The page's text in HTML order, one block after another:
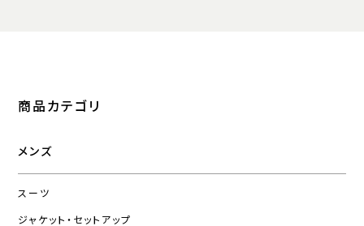
商品カテゴリ
メンズ
スーツ
ジャケット・セットアップ